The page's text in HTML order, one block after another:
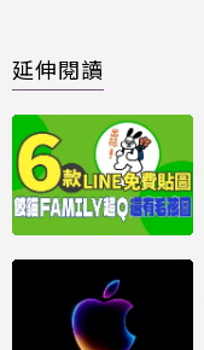
延伸閱讀